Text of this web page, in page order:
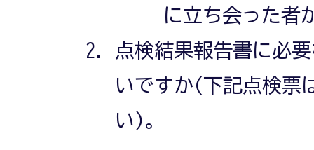
に立ち会った者
点検結果報告書に必
いですか(下記点検票
い)。